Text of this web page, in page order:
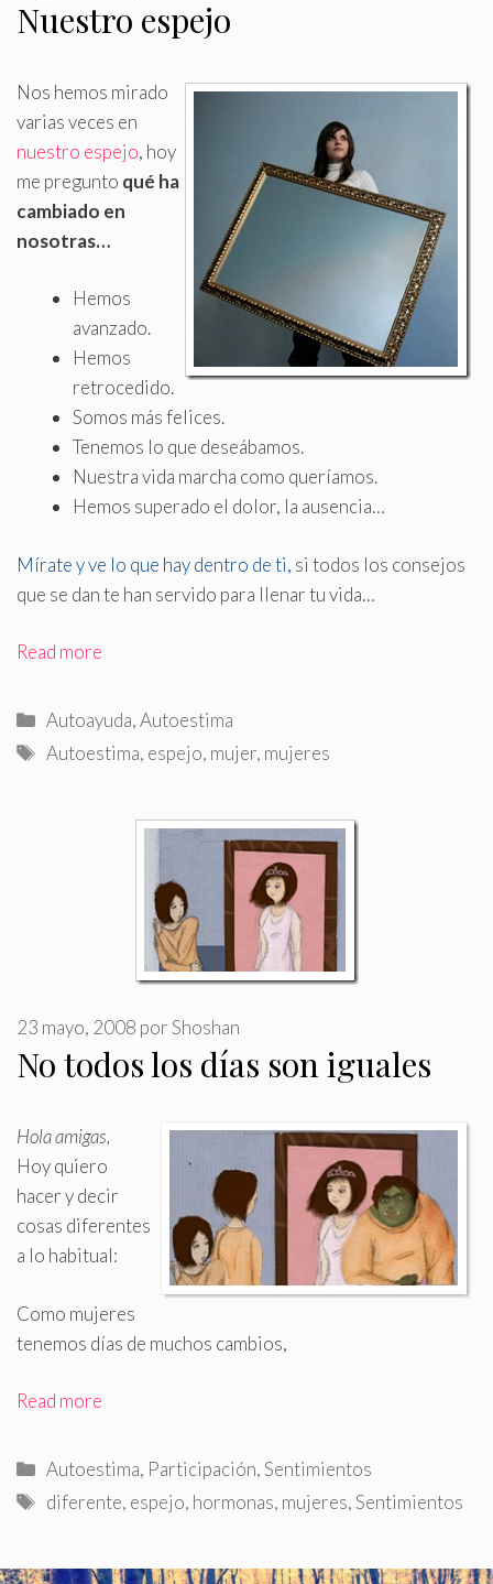
Nuestro espejo
Nos hemos mirado
varias veces en
nuestro espejo, hoy
me pregunto qué ha
cambiado en
nosotras…
Hemos
avanzado.
Hemos
retrocedido.
Somos más felices.
Tenemos lo que deseábamos.
Nuestra vida marcha como queríamos.
Hemos superado el dolor, la ausencia…
Mírate y ve lo que hay dentro de ti, si todos los consejos
que se dan te han servido para llenar tu vida…
Read more
Categorías
Autoayuda,Autoestima
Etiquetas
Autoestima, espejo, mujer, mujeres
No todos los días son iguales
23 mayo, 2008 porShoshan
Hola amigas,
Hoy quiero
hacer y decir
cosas diferentes
a lo habitual:
Como mujeres
tenemos días de muchos cambios,
Read more
Categorías
Autoestima, Participación,Sentimientos
Etiquetas
diferente, espejo, hormonas, mujeres,Sentimientos